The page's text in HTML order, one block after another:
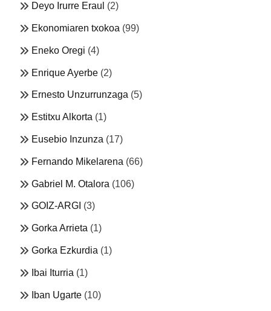
Deyo Irurre Eraul (2)
Ekonomiaren txokoa (99)
Eneko Oregi (4)
Enrique Ayerbe (2)
Ernesto Unzurrunzaga (5)
Estitxu Alkorta (1)
Eusebio Inzunza (17)
Fernando Mikelarena (66)
Gabriel M. Otalora (106)
GOIZ-ARGI (3)
Gorka Arrieta (1)
Gorka Ezkurdia (1)
Ibai Iturria (1)
Iban Ugarte (10)